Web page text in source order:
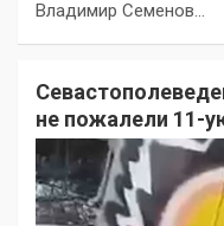
Владимир Семенов…
не пожалели 11-